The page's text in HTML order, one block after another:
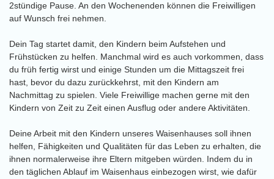
2stündige Pause. An den Wochenenden können die Freiwilligen
auf Wunsch frei nehmen.
Dein Tag startet damit, den Kindern beim Aufstehen und
Frühstücken zu helfen. Manchmal wird es auch vorkommen, dass
du früh fertig wirst und einige Stunden um die Mittagszeit frei
hast, bevor du dazu zurückkehrst, mit den Kindern am
Nachmittag zu spielen. Viele Freiwillige machen gerne mit den
Kindern von Zeit zu Zeit einen Ausflug oder andere Aktivitäten.
Deine Arbeit mit den Kindern unseres Waisenhauses soll ihnen
helfen, Fähigkeiten und Qualitäten für das Leben zu erhalten, die
ihnen normalerweise ihre Eltern mitgeben würden. Indem du in
den täglichen Ablauf im Waisenhaus einbezogen wirst, wie dafür